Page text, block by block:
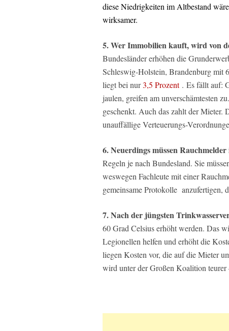
diese Niedrigkeiten im Altbestand
wirksamer.
5. Wer Immobilien kauft, wird von
Bundesländer erhöhen die
Schleswig-Holstein, Brandenburg mit
liegt bei nur3,5 Prozent. Es fällt auf:
jaulen, greifen am unverschämtesten
geschenkt. Auch das zahlt der Mieter.
unauffällige Verteuerungs-
6. Neuerdings müssen
Regeln je nach Bundesland. Sie
weswegen Fachleute mit einer
gemeinsame Protokolle anzufertigen,
7. Nach der jüngsten
60 Grad Celsius erhöht werden. Das
Legionellen helfen und erhöht die
liegen Kosten vor, die auf die Mieter
wird unter der Großen Koalition